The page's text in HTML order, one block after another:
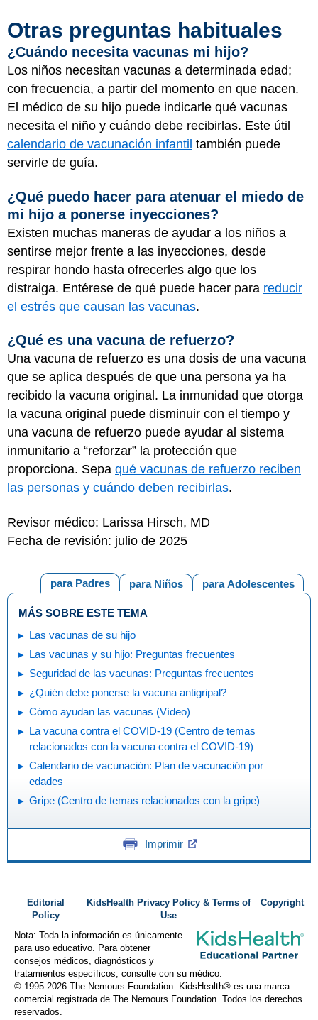
Otras preguntas habituales
¿Cuándo necesita vacunas mi hijo?
Los niños necesitan vacunas a determinada edad;
con frecuencia, a partir del momento en que nacen.
El médico de su hijo puede indicarle qué vacunas
necesita el niño y cuándo debe recibirlas. Este útil
calendario de vacunación infantil también puede
servirle de guía.
¿Qué puedo hacer para atenuar el miedo de
mi hijo a ponerse inyecciones?
Existen muchas maneras de ayudar a los niños a
sentirse mejor frente a las inyecciones, desde
respirar hondo hasta ofrecerles algo que los
distraiga. Entérese de qué puede hacer para reducir
el estrés que causan las vacunas.
¿Qué es una vacuna de refuerzo?
Una vacuna de refuerzo es una dosis de una vacuna
que se aplica después de que una persona ya ha
recibido la vacuna original. La inmunidad que otorga
la vacuna original puede disminuir con el tiempo y
una vacuna de refuerzo puede ayudar al sistema
inmunitario a “reforzar” la protección que
proporciona. Sepa qué vacunas de refuerzo reciben
las personas y cuándo deben recibirlas.
Revisor médico: Larissa Hirsch, MD
Fecha de revisión: julio de 2025
para Adolescentes
para Niños
para Padres
MÁS SOBRE ESTE TEMA
Las vacunas de su hijo
Las vacunas y su hijo: Preguntas frecuentes
Seguridad de las vacunas: Preguntas frecuentes
¿Quién debe ponerse la vacuna antigripal?
Cómo ayudan las vacunas (Vídeo)
La vacuna contra el COVID-19 (Centro de temas
relacionados con la vacuna contra el COVID-19)
Calendario de vacunación: Plan de vacunación por
edades
Gripe (Centro de temas relacionados con la gripe)
Imprimir
Editorial
Policy
KidsHealth Privacy Policy & Terms of
Use
Copyright
Nota: Toda la información es únicamente
para uso educativo. Para obtener
consejos médicos, diagnósticos y
tratamientos específicos, consulte con su médico.
© 1995-2026 The Nemours Foundation. KidsHealth® es una marca
comercial registrada de The Nemours Foundation. Todos los derechos
reservados.